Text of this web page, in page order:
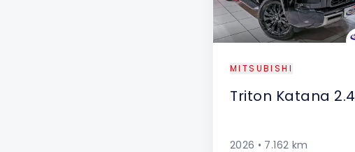
MITSUBISHI
Triton Katana 2.4
2026 • 7.162 km